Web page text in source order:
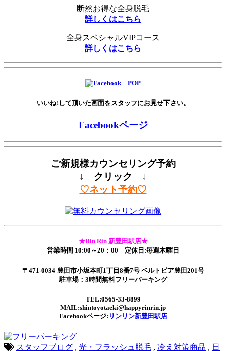
断然お得な全身脱毛
詳しくはこちら
全身スペシャルVIPコース
詳しくはこちら
いいね!して頂いた画面をスタッフにお見せ下さい。
Facebookページ
ご新規様カウンセリング予約
↓ クリック ↓
♡ネット予約♡
★Rin Rin 新豊田駅店★
営業時間 10:00～20：00 定休日:毎週木曜日
〒471-0034 豊田市小坂本町1丁目8番7号 ベルトピア豊田201号
駐車場：3時間無料フリーパーキング
TEL:0565-33-8899
MAIL:shintoyotaeki@happyrinrin.jp
Facebookページ: リンリン新豊田駅店
スタッフブログ , 光・フラッシュ脱毛 , 冷え対策商品 , 日